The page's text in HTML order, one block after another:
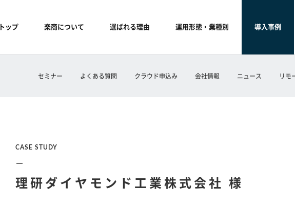
トップ 楽商について 選ばれる理由 運用形態・業種別 導入事例
セミナー よくある質問 クラウド申込み 会社情報 ニュース リモ
CASE STUDY
理研ダイヤモンド工業株式会社 様